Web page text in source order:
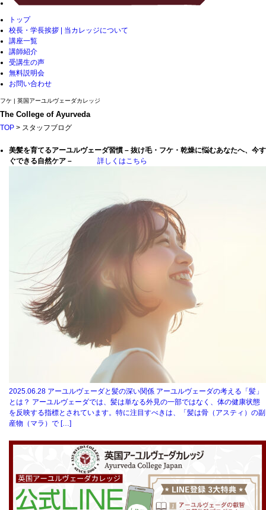
トップ
校長・学長挨拶 | 当カレッジについて
講座一覧
講師紹介
受講生の声
無料説明会
お問い合わせ
フケ | 英国アーユルヴェーダカレッジ
The College of Ayurveda
TOP > スタッフブログ
美髪を育てるアーユルヴェーダ習慣 – 抜け毛・フケ・乾燥に悩むあなたへ、今す
ぐできる自然ケア –
詳しくはこちら
2025.06.28 アーユルヴェーダと髪の深い関係 アーユルヴェーダの考える「髪」
とは？ アーユルヴェーダでは、髪は単なる外見の一部ではなく、体の健康状態
を反映する指標とされています。特に注目すべきは、「髪は骨（アスティ）の副
産物（マラ）で […]